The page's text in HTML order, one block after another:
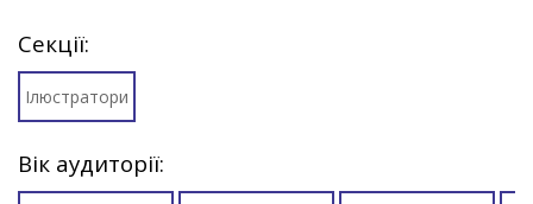
Секції:
Ілюстратори
Вік аудиторії: